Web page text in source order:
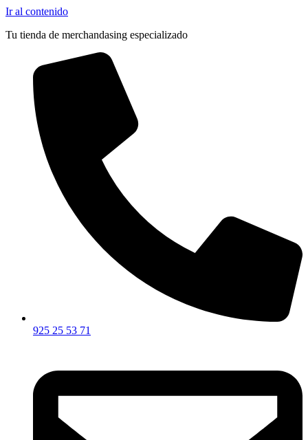
Ir al contenido
Tu tienda de merchandasing especializado
925 25 53 71